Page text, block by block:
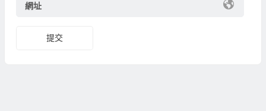
網址
提交